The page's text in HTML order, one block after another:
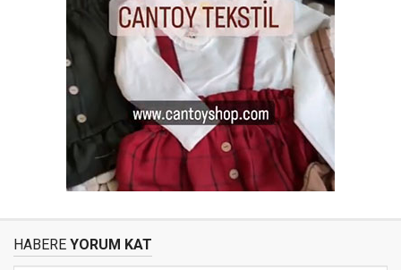
HABERE YORUM KAT